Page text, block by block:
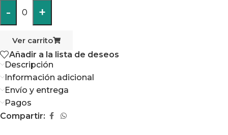
- 0 +
Ver carrito
Añadir a la lista de deseos
Descripción
Información adicional
Envío y entrega
Pagos
Compartir: